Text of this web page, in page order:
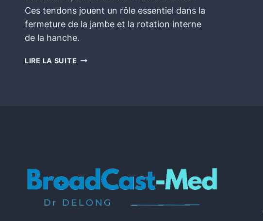
Ces tendons jouent un rôle essentiel dans la
fermeture de la jambe et la rotation interne
de la hanche.
LIRE LA SUITE